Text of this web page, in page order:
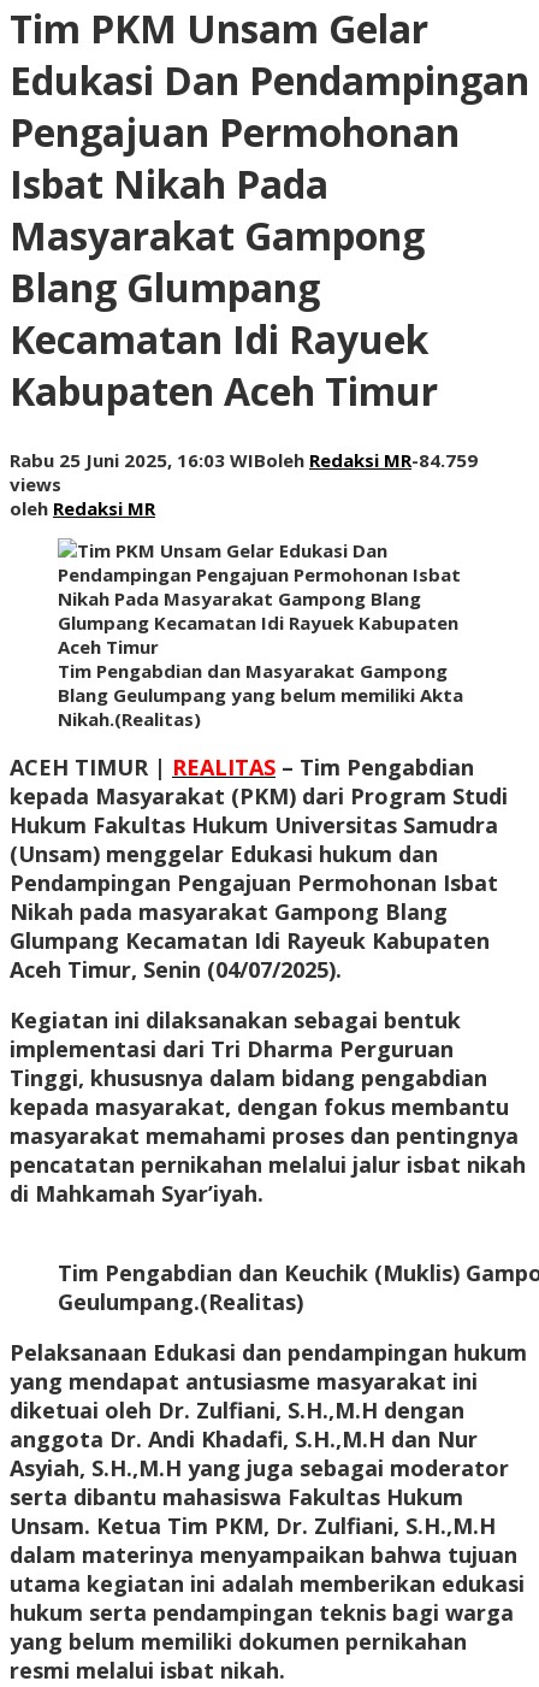
Tim PKM Unsam Gelar
Edukasi Dan Pendampingan
Pengajuan Permohonan
Isbat Nikah Pada
Masyarakat Gampong
Blang Glumpang
Kecamatan Idi Rayuek
Kabupaten Aceh Timur
Rabu 25 Juni 2025, 16:03 WIBoleh Redaksi MR-84.759
views
oleh Redaksi MR
Tim Pengabdian dan Masyarakat Gampong
Blang Geulumpang yang belum memiliki Akta
Nikah.(Realitas)
ACEH TIMUR | REALITAS – Tim Pengabdian
kepada Masyarakat (PKM) dari Program Studi
Hukum Fakultas Hukum Universitas Samudra
(Unsam) menggelar Edukasi hukum dan
Pendampingan Pengajuan Permohonan Isbat
Nikah pada masyarakat Gampong Blang
Glumpang Kecamatan Idi Rayeuk Kabupaten
Aceh Timur, Senin (04/07/2025).
Kegiatan ini dilaksanakan sebagai bentuk
implementasi dari Tri Dharma Perguruan
Tinggi, khususnya dalam bidang pengabdian
kepada masyarakat, dengan fokus membantu
masyarakat memahami proses dan pentingnya
pencatatan pernikahan melalui jalur isbat nikah
di Mahkamah Syar’iyah.
Tim Pengabdian dan Keuchik (Muklis)
Geulumpang.(Realitas)
Pelaksanaan Edukasi dan pendampingan hukum
yang mendapat antusiasme masyarakat ini
diketuai oleh Dr. Zulfiani, S.H.,M.H dengan
anggota Dr. Andi Khadafi, S.H.,M.H dan Nur
Asyiah, S.H.,M.H yang juga sebagai moderator
serta dibantu mahasiswa Fakultas Hukum
Unsam. Ketua Tim PKM, Dr. Zulfiani, S.H.,M.H
dalam materinya menyampaikan bahwa tujuan
utama kegiatan ini adalah memberikan edukasi
hukum serta pendampingan teknis bagi warga
yang belum memiliki dokumen pernikahan
resmi melalui isbat nikah.